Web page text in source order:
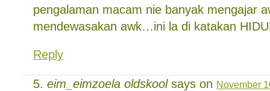
pengalaman macam nie banyak mengajar
mendewasakan awk…ini la di katakan
Reply
eim_eimzoela oldskoolsays on November